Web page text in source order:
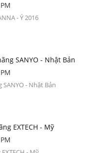
- Ý 2016
SANYO - Nhật Bản
- Nhật Bản
EXTECH - Mỹ